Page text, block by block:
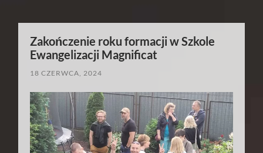
Zakończenie roku formacji w Szkole
Ewangelizacji Magnificat
18 CZERWCA, 2024